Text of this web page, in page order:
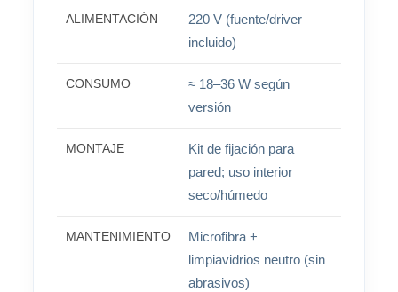
ALIMENTACIÓN
220 V (fuente/driver
incluido)
CONSUMO
≈ 18–36 W según
versión
MONTAJE
Kit de fijación para
pared; uso interior
seco/húmedo
MANTENIMIENTO
Microfibra +
limpiavidrios neutro (sin
abrasivos)